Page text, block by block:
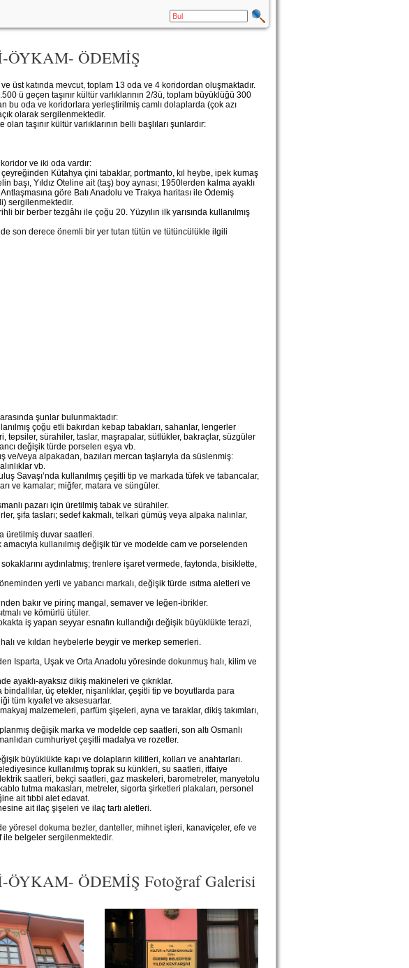
ÖDEMİŞ
ve üst katında mevcut, toplam 13 oda ve 4 koridordan oluşmaktadır.
ü geçen taşınır kültür varlıklarının 2/3ü, toplam büyüklüğü 300
bu oda ve koridorlara yerleştirilmiş camlı dolaplarda (çok azı
olarak sergilenmektedir.
taşınır kültür varlıklarının belli başlıları şunlardır:
ve iki oda vardır:
çeyreğinden Kütahya çini tabaklar, portmanto, kıl heybe, ipek kumaş
başı, Yıldız Oteline ait (taş) boy aynası; 1950lerden kalma ayaklı
göre Batı Anadolu ve Trakya haritası ile Ödemiş
sergilenmektedir.
bir berber tezgâhı ile çoğu 20. Yüzyılın ilk yarısında kullanılmış
son derece önemli bir yer tutan tütün ve tütüncülükle ilgili
şunlar bulunmaktadır:
çoğu etli bakırdan kebap tabakları, sahanlar, lengerler
tepsiler, sürahiler, taslar, maşrapalar, sütlükler, bakraçlar, süzgüler
değişik türde porselen eşya vb.
ve/veya alpakadan, bazıları mercan taşlarıyla da süslenmiş:
vb.
Savaşı’nda kullanılmış çeşitli tip ve markada tüfek ve tabancalar,
ve kamalar; miğfer, matara ve süngüler.
pazarı için üretilmiş tabak ve sürahiler.
şifa tasları; sedef kakmalı, telkari gümüş veya alpaka nalınlar,
üretilmiş duvar saatleri.
kullanılmış değişik tür ve modelde cam ve porselenden
aydınlatmış; trenlere işaret vermede, faytonda, bisiklette,
yerli ve yabancı markalı, değişik türde ısıtma aletleri ve
bakır ve pirinç mangal, semaver ve leğen-ibrikler.
ve kömürlü ütüler.
iş yapan seyyar esnafın kullandığı değişik büyüklükte terazi,
ve kıldan heybelerle beygir ve merkep semerleri.
Isparta, Uşak ve Orta Anadolu yöresinde dokunmuş halı, kilim ve
ayaklı-ayaksız dikiş makineleri ve çıkrıklar.
üç etekler, nişanlıklar, çeşitli tip ve boyutlarda para
tüm kıyafet ve aksesuarlar.
malzemeleri, parfüm şişeleri, ayna ve taraklar, dikiş takımları,
değişik marka ve modelde cep saatleri, son altı Osmanlı
cumhuriyet çeşitli madalya ve rozetler.
büyüklükte kapı ve dolapların kilitleri, kolları ve anahtarları.
kullanılmış toprak su künkleri, su saatleri, itfaiye
saatleri, bekçi saatleri, gaz maskeleri, barometreler, manyetolu
tutma makasları, metreler, sigorta şirketleri plakaları, personel
ait tıbbi alet edavat.
ait ilaç şişeleri ve ilaç tartı aletleri.
yöresel dokuma bezler, danteller, mihnet işleri, kanaviçeler, efe ve
ile belgeler sergilenmektedir.
ÖDEMİŞ Fotoğraf Galerisi